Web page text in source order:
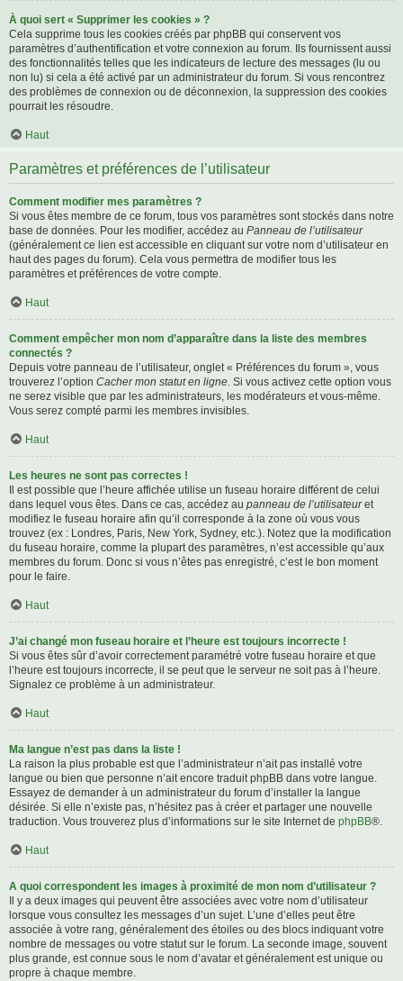
À quoi sert « Supprimer les cookies » ?
Cela supprime tous les cookies créés par phpBB qui conservent vos
paramètres d’authentification et votre connexion au forum. Ils fournissent aussi
des fonctionnalités telles que les indicateurs de lecture des messages (lu ou
non lu) si cela a été activé par un administrateur du forum. Si vous rencontrez
des problèmes de connexion ou de déconnexion, la suppression des cookies
pourrait les résoudre.
Haut
Paramètres et préférences de l’utilisateur
Comment modifier mes paramètres ?
Si vous êtes membre de ce forum, tous vos paramètres sont stockés dans notre
base de données. Pour les modifier, accédez au Panneau de l’utilisateur
(généralement ce lien est accessible en cliquant sur votre nom d’utilisateur en
haut des pages du forum). Cela vous permettra de modifier tous les
paramètres et préférences de votre compte.
Haut
Comment empêcher mon nom d’apparaître dans la liste des membres
connectés ?
Depuis votre panneau de l’utilisateur, onglet « Préférences du forum », vous
trouverez l’option Cacher mon statut en ligne. Si vous activez cette option vous
ne serez visible que par les administrateurs, les modérateurs et vous-même.
Vous serez compté parmi les membres invisibles.
Haut
Les heures ne sont pas correctes !
Il est possible que l’heure affichée utilise un fuseau horaire différent de celui
dans lequel vous êtes. Dans ce cas, accédez au panneau de l’utilisateuret
modifiez le fuseau horaire afin qu’il corresponde à la zone où vous vous
trouvez (ex : Londres, Paris, New York, Sydney, etc.). Notez que la modification
du fuseau horaire, comme la plupart des paramètres, n’est accessible qu’aux
membres du forum. Donc si vous n’êtes pas enregistré, c’est le bon moment
pour le faire.
Haut
J’ai changé mon fuseau horaire et l’heure est toujours incorrecte !
Si vous êtes sûr d’avoir correctement paramétré votre fuseau horaire et que
l’heure est toujours incorrecte, il se peut que le serveur ne soit pas à l’heure.
Signalez ce problème à un administrateur.
Haut
Ma langue n’est pas dans la liste !
La raison la plus probable est que l’administrateur n’ait pas installé votre
langue ou bien que personne n’ait encore traduit phpBB dans votre langue.
Essayez de demander à un administrateur du forum d’installer la langue
désirée. Si elle n’existe pas, n’hésitez pas à créer et partager une nouvelle
traduction. Vous trouverez plus d’informations sur le site Internet de phpBB®.
Haut
A quoi correspondent les images à proximité de mon nom d’utilisateur ?
Il y a deux images qui peuvent être associées avec votre nom d’utilisateur
lorsque vous consultez les messages d’un sujet. L’une d’elles peut être
associée à votre rang, généralement des étoiles ou des blocs indiquant votre
nombre de messages ou votre statut sur le forum. La seconde image, souvent
plus grande, est connue sous le nom d’avatar et généralement est unique ou
propre à chaque membre.